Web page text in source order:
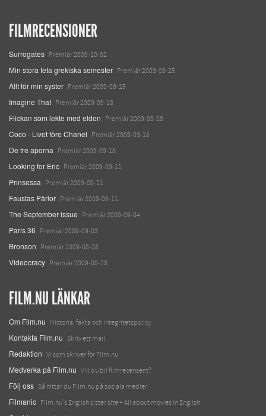
FILMRECENSIONER
Surrogates Premiär 2009-10-02
Min stora feta grekiska semester Premiär 2009-09-25
Allt för min syster Premiär 2009-09-25
Imagine That Premiär 2009-09-18
Flickan som lekte med elden Premiär 2009-09-18
Coco - Livet före Chanel Premiär 2009-09-18
De tre aporna Premiär 2009-09-18
Looking for Eric Premiär 2009-09-11
Prinsessa Premiär 2009-09-11
Faustas Pärlor Premiär 2009-09-11
The September issue Premiär 2009-09-04
Paris 36 Premiär 2009-09-03
Bronson Premiär 2009-08-28
Videocracy Premiär 2009-08-28
FILM.NU LÄNKAR
Om Film.nu Historia, fakta och integritetspolicy
Kontakta Film.nu Skriv ett mail
Redaktion Vi som skriver för Film.nu
Medverka på Film.nu Vill du bli filmrecensent?
Följ oss Så hittar du Film.nu på sociala medier
Filmanic Film.nu's English sister site – All about movies in English